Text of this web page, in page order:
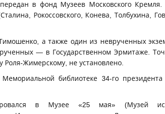
в фонд Музеев Московского
Рокоссовского, Конева, Толбухина,
а также один из неврученных
— в Государственном Эрмитаже.
Жимерскому, не установлено.
Мемориальной библиотеке 34-го
в Музее «25 мая» (Музей